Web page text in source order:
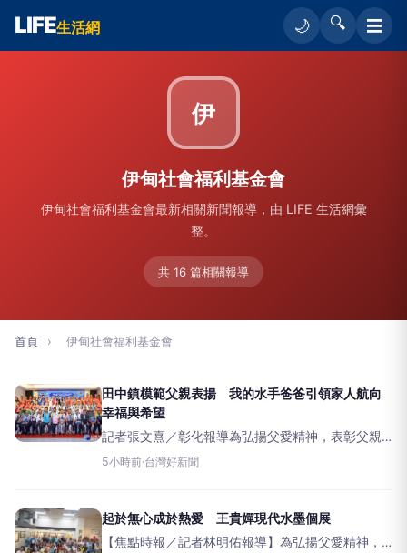
LIFE生活網 🌙 🔍 ☰
伊
伊甸社會福利基金會
伊甸社會福利基金會最新相關新聞報導，由 LIFE 生活網彙
整。
共 16 篇相關報導
首頁 › 伊甸社會福利基金會
田中鎮模範父親表揚 我的水手爸爸引領家人航向
幸福與希望
記者張文熹／彰化報導為弘揚父愛精神，表彰父親
對家庭無私奉獻與堅毅付出，田中鎮公所於8日上午
的水手，在人生旅途中
5小時前·台灣好新聞
起於無心成於熱愛 王貴嬋現代水墨個展
【焦點時報／記者林明佑報導】為弘揚父愛精神，